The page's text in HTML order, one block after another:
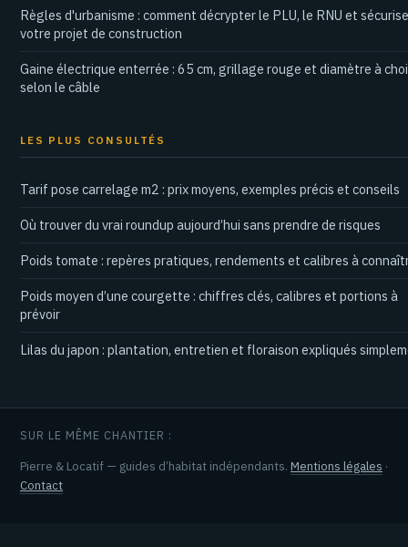
Règles d'urbanisme : comment décrypter le PLU, le RNU et
votre projet de construction
Gaine électrique enterrée : 65 cm, grillage rouge et diamètre à
selon le câble
LES PLUS CONSULTÉS
Tarif pose carrelage m2 : prix moyens, exemples précis et conseils
Où trouver du vrai roundup aujourd’hui sans prendre de risques
Poids tomate : repères pratiques, rendements et calibres à
Poids moyen d’une courgette : chiffres clés, calibres et portions à
prévoir
Lilas du japon : plantation, entretien et floraison expliqués
SUR LE MÊME CHANTIER :
Pierre & Locatif — guides d’habitat indépendants. Mentions légales ·
Contact